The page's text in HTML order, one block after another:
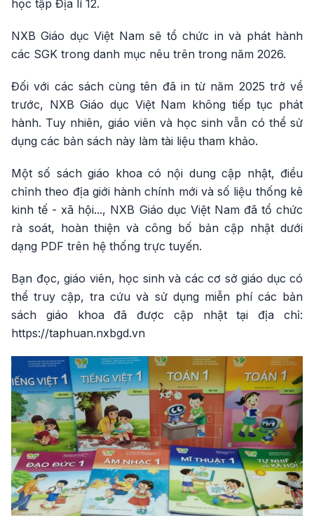
học tập Địa lí 12.
NXB Giáo dục Việt Nam sẽ tổ chức in và phát hành
các SGK trong danh mục nêu trên trong năm 2026.
Đối với các sách cùng tên đã in từ năm 2025 trở về
trước, NXB Giáo dục Việt Nam không tiếp tục phát
hành. Tuy nhiên, giáo viên và học sinh vẫn có thể sử
dụng các bản sách này làm tài liệu tham khảo.
Một số sách giáo khoa có nội dung cập nhật, điều
chỉnh theo địa giới hành chính mới và số liệu thống kê
kinh tế - xã hội..., NXB Giáo dục Việt Nam đã tổ chức
rà soát, hoàn thiện và công bố bản cập nhật dưới
dạng PDF trên hệ thống trực tuyến.
Bạn đọc, giáo viên, học sinh và các cơ sở giáo dục có
thể truy cập, tra cứu và sử dụng miễn phí các bản
sách giáo khoa đã được cập nhật tại địa chỉ:
https://taphuan.nxbgd.vn